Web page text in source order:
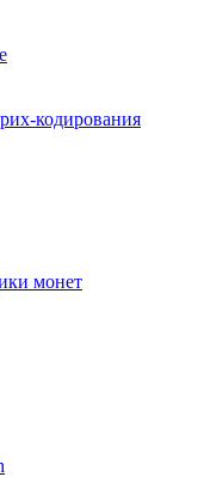
кодирования
монет